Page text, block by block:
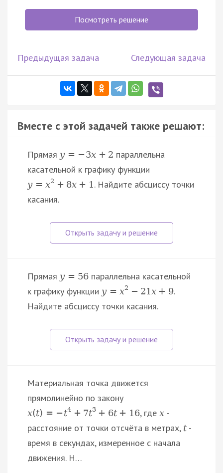
Посмотреть решение
Предыдущая задача Следующая задача
Вместе с этой задачей также решают:
Прямая y = −3x + 2 параллельна
касательной к графику функции
y = x2 + 8x + 1 . Найдите абсциссу точки
касания.
Прямая y = 56 параллельна касательной
к графику функции y = x2 − 21 x + 9.
Найдите абсциссу точки касания.
Материальная точка движется
прямолинейно по закону
x(t) = −t4 + 7t3 + 6t + 16, где x-
расстояние от точки отсчёта в метрах, t -
время в секундах, измеренное с начала
движения. Н…